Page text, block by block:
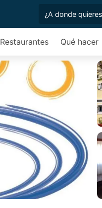
Restaurantes Qué hacer